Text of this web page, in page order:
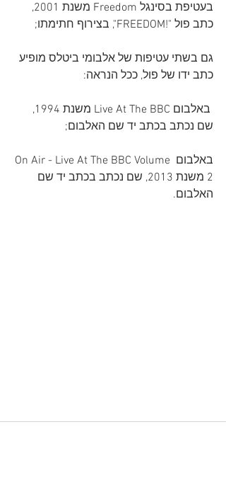
בעטיפת בסינגל Freedom משנת 2001,
כתב פול "!FREEDOM", בצירוף חתימתו;
גם בשתי עטיפות של אלבומי ביטלס מופיע
כתב ידו של פול, ככל הנראה:
באלבום Live At The BBC משנת 1994,
שם נכתב בכתב יד שם האלבום;
באלבום On Air - Live At The BBC Volume
2 משנת 2013, שם נכתב בכתב יד שם
האלבום.